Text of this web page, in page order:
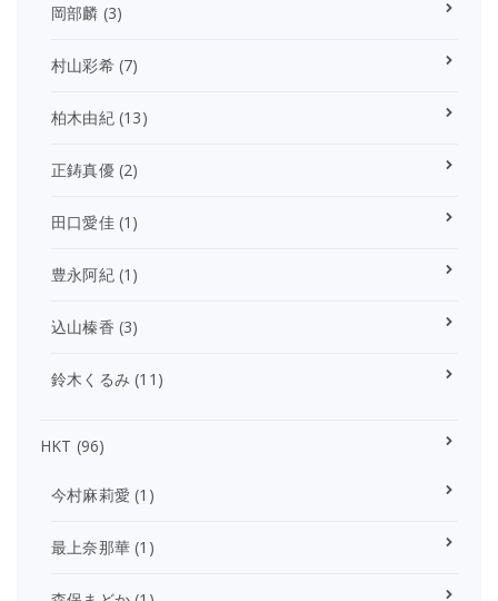
岡部麟 (3)
村山彩希(7)
柏木由紀(13)
正鋳真優(2)
田口愛佳(1)
豊永阿紀(1)
込山榛香 (3)
鈴木くるみ (11)
HKT (96)
今村麻莉愛 (1)
最上奈那華 (1)